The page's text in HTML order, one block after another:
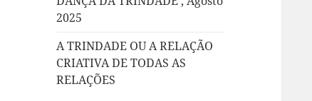
2025
A TRINDADE OU A RELAÇÃO
CRIATIVA DE TODAS AS
RELAÇÕES